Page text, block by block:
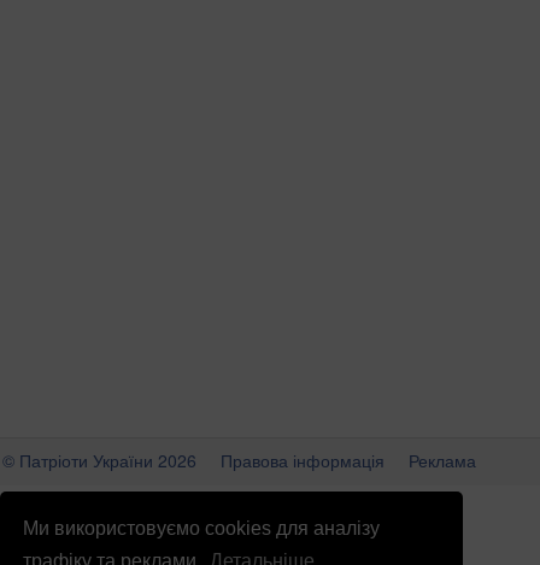
Ми використовуємо cookies для аналізу
© Патріоти України 2026 Правова інформація
Реклама